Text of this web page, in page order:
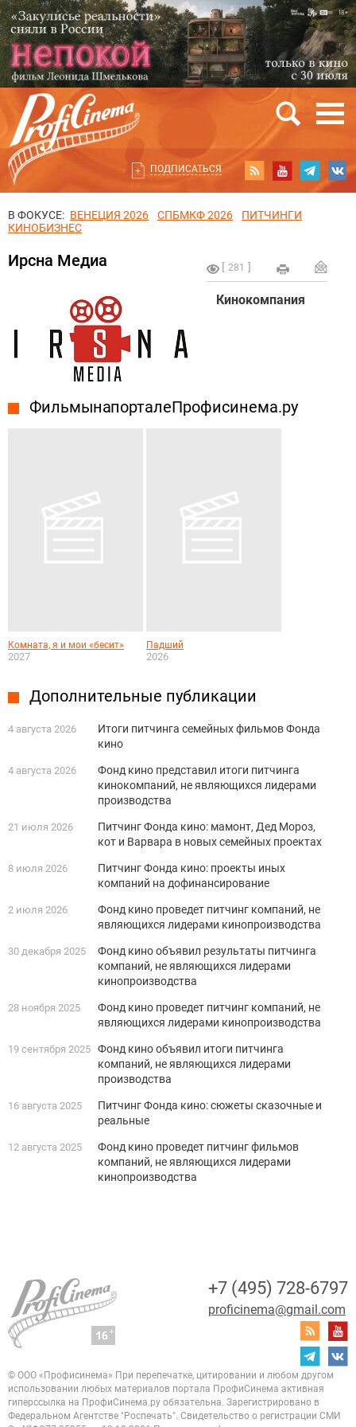
ПОДПИСАТЬСЯ
В ФОКУСЕ: ВЕНЕЦИЯ 2026 СПБМКФ 2026
ПИТЧИНГИ
КИНОБИЗНЕС
281
Ирсна Медиа
Кинокомпания
Фильмы на портале Профисинема.ру
Комната, я и мои «бесит»
2027
Падший
2026
Дополнительные публикации
4 августа 2026
Итоги питчинга семейных фильмов Фонда
кино
4 августа 2026
Фонд кино представил итоги питчинга
кинокомпаний, не являющихся лидерами
производства
21 июля 2026
Питчинг Фонда кино: мамонт, Дед Мороз,
кот и Варвара в новых семейных проектах
8 июля 2026
Питчинг Фонда кино: проекты иных
компаний на дофинансирование
2 июля 2026
Фонд кино проведет питчинг компаний, не
являющихся лидерами кинопроизводства
30 декабря 2025
Фонд кино объявил результаты питчинга
компаний, не являющихся лидерами
кинопроизводства
28 ноября 2025
Фонд кино проведет питчинг компаний, не
являющихся лидерами кинопроизводства
19 сентября 2025 Фонд кино объявил итоги питчинга
компаний, не являющихся лидерами
производства
16 августа 2025
Питчинг Фонда кино: сюжеты сказочные и
реальные
12 августа 2025
Фонд кино проведет питчинг фильмов
компаний, не являющихся лидерами
кинопроизводства
+7 (495) 728-6797
proficinema@gmail.com
© ООО «Профисинема» При перепечатке, цитировании и любом другом
использовании любых материалов портала ПрофиСинема активная
гиперссылка на ПрофиСинема.ру обязательна. Зарегистрировано в
Федеральном Агентстве "Роспечать". Свидетельство о регистрации СМИ